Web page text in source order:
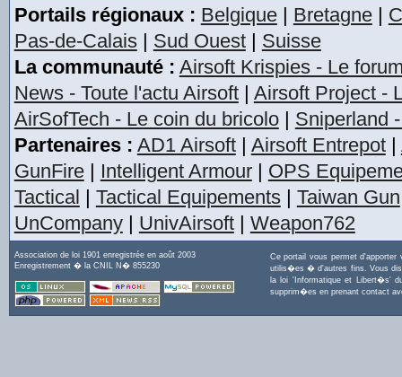
Portails régionaux : Belgique| Bretagne|
Pas-de-Calais| Sud Ouest| Suisse
La communauté : Airsoft Krispies - Le
News - Toute l'actu Airsoft| Airsoft Project -
AirSofTech - Le coin du bricolo| Sniperland
Partenaires : AD1 Airsoft| Airsoft Entrepot|
GunFire| Intelligent Armour| OPS
Tactical | Tactical Equipements| Taiwan Gun
UnCompany| UnivAirsoft| Weapon762
Association de loi 1901 enregistrée en août 2003
Enregistrement � la CNIL N� 855230
Ce portail vous permet
utilis�es � d'autres fins. Vous
la loi 'Informatique et Libert�s'
supprim�es en prenant contact